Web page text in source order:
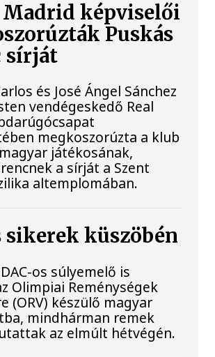
Madrid képviselői
Puskás
sírját
és José Ángel Sánchez
vendégeskedő Real
megkoszorúzta a klub
játékosának,
a sírját a Szent
altemplomában.
sikerek küszöbén
os súlyemelő is
Olimpiai Reménységek
(ORV) készülő magyar
mindhárman remek
az elmúlt hétvégén.